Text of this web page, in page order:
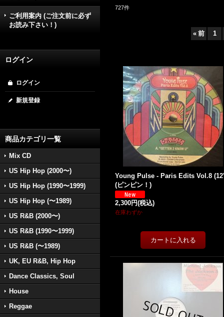
ご利用案内 (ご注文前に必ず
お読み下さい！)
ログイン
ログイン
新規登録
商品カテゴリ一覧
Mix CD
US Hip Hop (2000〜)
US Hip Hop (1990〜1999)
US Hip Hop (〜1989)
US R&B (2000〜)
US R&B (1990〜1999)
US R&B (〜1989)
UK, EU R&B, Hip Hop
Dance Classics, Soul
House
Reggae
727件
« 前 1
Young Pulse - Paris Edits Vol.8
(ピンピン！)
2,300円(税込)
在庫わずか